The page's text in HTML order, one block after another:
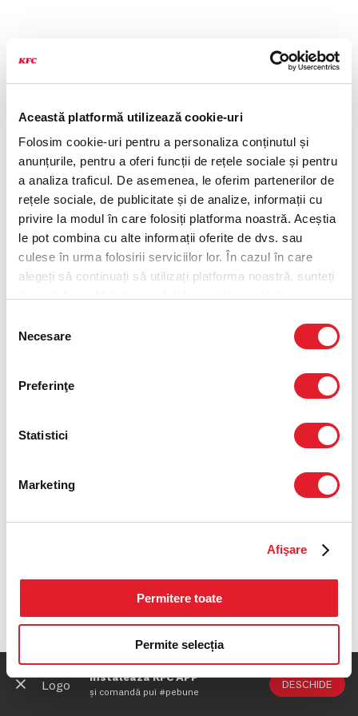
Această platformă utilizează cookie-uri
Folosim cookie-uri pentru a personaliza conținutul și
anunțurile, pentru a oferi funcții de rețele sociale și pentru
a analiza traficul. De asemenea, le oferim partenerilor de
rețele sociale, de publicitate și de analize, informații cu
privire la modul în care folosiți platforma noastră. Aceștia
le pot combina cu alte informații oferite de dvs. sau
culese în urma folosirii serviciilor lor. În cazul în care
alegeți să continuați să utilizați platforma noastră, sunteți
consimțământului
Necesare
Preferinţe
Statistici
Marketing
Afişare
Permitere toate
Permite selecția
Instalează KFC APP
și comandă pui #pebune
DESCHIDE